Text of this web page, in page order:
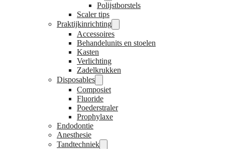
Polijstborstels
Scaler tips
Praktijkinrichting
Accessoires
Behandelunits en stoelen
Kasten
Verlichting
Zadelkrukken
Disposables
Composiet
Fluoride
Poederstraler
Prophylaxe
Endodontie
Anesthesie
Tandtechniek